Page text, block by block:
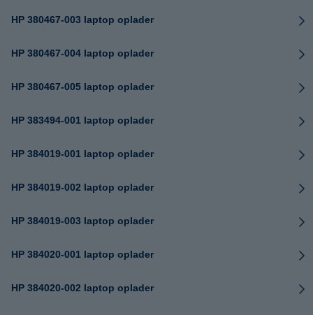
HP 380467-003 laptop oplader
HP 380467-004 laptop oplader
HP 380467-005 laptop oplader
HP 383494-001 laptop oplader
HP 384019-001 laptop oplader
HP 384019-002 laptop oplader
HP 384019-003 laptop oplader
HP 384020-001 laptop oplader
HP 384020-002 laptop oplader